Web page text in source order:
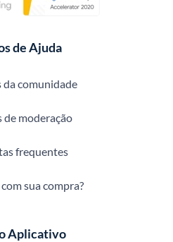
de Ajuda
comunidade
moderação
frequentes
sua compra?
Aplicativo